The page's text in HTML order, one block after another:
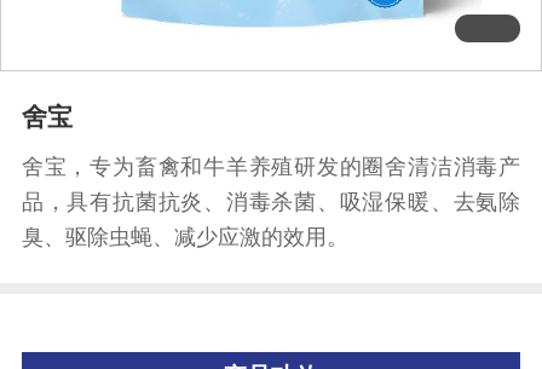
舍宝
舍宝，专为畜禽和牛羊养殖研发的圈舍清洁消毒产
品，具有抗菌抗炎、消毒杀菌、吸湿保暖、去氨除
臭、驱除虫蝇、减少应激的效用。